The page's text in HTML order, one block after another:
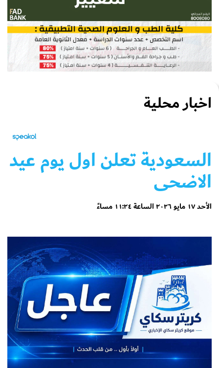
اخبار محلية
السعودية تعلن اول يوم عيد
الاضحى
الأحد ١٧ مايو ٢٠٢٦ الساعة ١١:٢٤ مساءً